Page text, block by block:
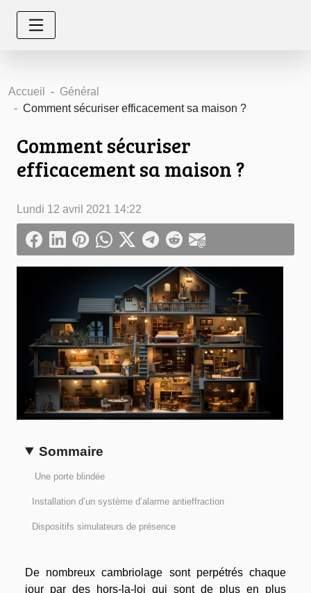
Accueil
Général
Comment sécuriser efficacement sa maison ?
Comment sécuriser
efficacement sa maison ?
Lundi 12 avril 2021 14:22
Sommaire
Une porte blindée
Installation d’un système d’alarme antieffraction
Dispositifs simulateurs de présence
De nombreux cambriolage sont perpétrés chaque
jour par des hors-la-loi qui sont de plus en plus